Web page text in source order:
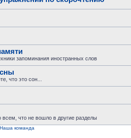
запоминания иностранных слов
что это сон...
всем, что не вошло в другие разделы
Наша команда